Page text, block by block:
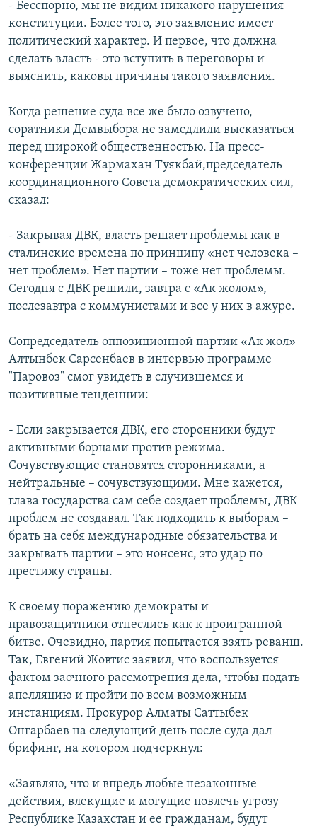
- Бесспорно, мы не видим никакого нарушения
конституции. Более того, это заявление имеет
политический характер. И первое, что должна
сделать власть - это вступить в переговоры и
выяснить, каковы причины такого заявления.
Когда решение суда все же было озвучено,
соратники Демвыбора не замедлили высказаться
перед широкой общественностью. На пресс-
конференции Жармахан Туякбай,председатель
координационного Совета демократических сил,
сказал:
- Закрывая ДВК, власть решает проблемы как в
сталинские времена по принципу «нет человека –
нет проблем». Нет партии – тоже нет проблемы.
Сегодня с ДВК решили, завтра с «Ак жолом»,
послезавтра с коммунистами и все у них в ажуре.
Сопредседатель оппозиционной партии «Ак жол»
Алтынбек Сарсенбаев в интервью программе
"Паровоз" смог увидеть в случившемся и
позитивные тенденции:
- Если закрывается ДВК, его сторонники будут
активными борцами против режима.
Сочувствующие становятся сторонниками, а
нейтральные – сочувствующими. Мне кажется,
глава государства сам себе создает проблемы, ДВК
проблем не создавал. Так подходить к выборам –
брать на себя международные обязательства и
закрывать партии – это нонсенс, это удар по
престижу страны.
К своему поражению демократы и
правозащитники отнеслись как к проигранной
битве. Очевидно, партия попытается взять реванш.
Так, Евгений Жовтис заявил, что воспользуется
фактом заочного рассмотрения дела, чтобы подать
апелляцию и пройти по всем возможным
инстанциям. Прокурор Алматы Саттыбек
Онгарбаев на следующий день после суда дал
брифинг, на котором подчеркнул:
«Заявляю, что и впредь любые незаконные
действия, влекущие и могущие повлечь угрозу
Республике Казахстан и ее гражданам, будут